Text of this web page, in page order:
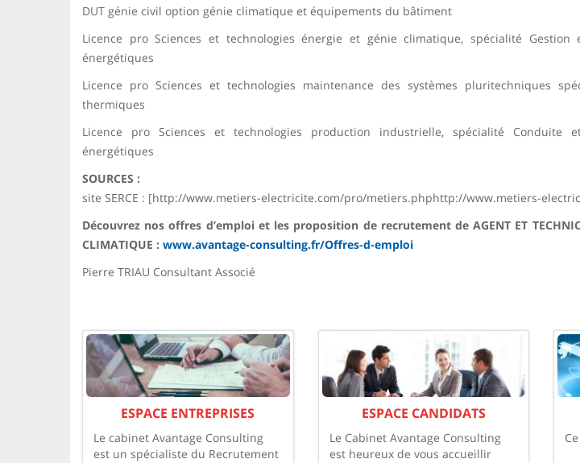
DUT génie civil option génie climatique et équipements du bâtiment
Licence pro Sciences et technologies énergie et génie climatique, spécialité
énergétiques
Licence pro Sciences et technologies maintenance des systèmes pluritechniques
thermiques
Licence pro Sciences et technologies production industrielle, spécialité Conduite
énergétiques
SOURCES :
site SERCE : [http://www.metiers-electricite.com/pro/metiers.phphttp://www.metiers-
Découvrez nos offres d’emploi et les proposition de recrutement de AGENT ET
CLIMATIQUE : www.avantage-consulting.fr/Offres-d-emploi
Pierre TRIAU Consultant Associé
ESPACE ENTREPRISES
Le cabinet Avantage Consulting
est un spécialiste du Recrutement
ESPACE CANDIDATS
Le Cabinet Avantage Consulting
est heureux de vous accueillir